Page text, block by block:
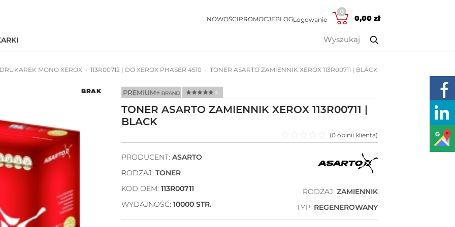
NOWOŚCIPROMOCJEBLOGLogowanie
0
0,00 zł
MONO XEROX 113R00712 | DO XEROX PHASER 4510 TONER ASARTO ZAMIENNIK XEROX 113R00711 | BLACK
BRAK
TONER ASARTO ZAMIENNIK XEROX 113R00711 |
BLACK
Oceniono
(0 opinii klienta)
PRODUCENT: ASARTO
RODZAJ: TONER
KOD OEM: 113R00711
WYDAJNOŚĆ: 10000 STR.
RODZAJ: ZAMIENNIK
TYP: REGENEROWANY